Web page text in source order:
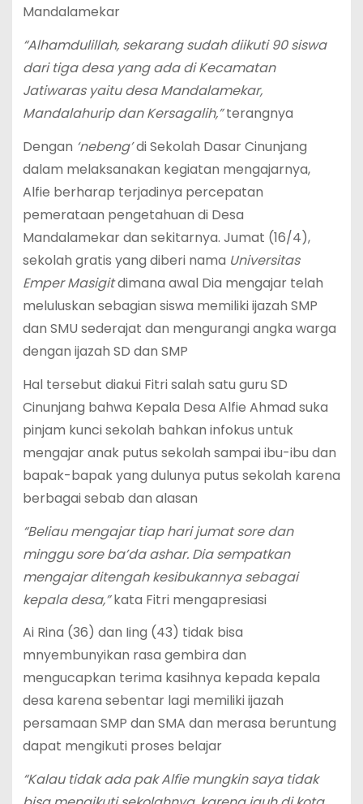
Mandalamekar
“Alhamdulillah, sekarang sudah diikuti 90 siswa
dari tiga desa yang ada di Kecamatan
Jatiwaras yaitu desa Mandalamekar,
Mandalahurip dan Kersagalih,”terangnya
Dengan ‘nebeng’di Sekolah Dasar Cinunjang
dalam melaksanakan kegiatan mengajarnya,
Alfie berharap terjadinya percepatan
pemerataan pengetahuan di Desa
Mandalamekar dan sekitarnya. Jumat (16/4),
sekolah gratis yang diberi nama Universitas
Emper Masigitdimana awal Dia mengajar telah
meluluskan sebagian siswa memiliki ijazah SMP
dan SMU sederajat dan mengurangi angka warga
dengan ijazah SD dan SMP
Hal tersebut diakui Fitri salah satu guru SD
Cinunjang bahwa Kepala Desa Alfie Ahmad suka
pinjam kunci sekolah bahkan infokus untuk
mengajar anak putus sekolah sampai ibu-ibu dan
bapak-bapak yang dulunya putus sekolah karena
berbagai sebab dan alasan
“Beliau mengajar tiap hari jumat sore dan
minggu sore ba’da ashar. Dia sempatkan
mengajar ditengah kesibukannya sebagai
kepala desa,”kata Fitri mengapresiasi
Ai Rina (36) dan Iing (43) tidak bisa
mnyembunyikan rasa gembira dan
mengucapkan terima kasihnya kepada kepala
desa karena sebentar lagi memiliki ijazah
persamaan SMP dan SMA dan merasa beruntung
dapat mengikuti proses belajar
“Kalau tidak ada pak Alfie mungkin saya tidak